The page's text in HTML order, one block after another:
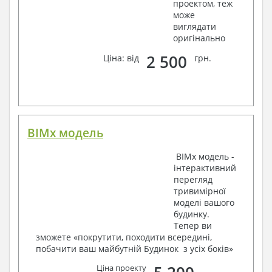
3. Інженерний розділ (купується додатково
Умовні позначення із загальними даними
Система опалення
Умовні позначення та загальні дані
План мереж освітлення, план силових мереж
Схема системи рівняння потенціалів
Схема повторного контуру заземлення
Специфікація матеріалів
Термін виготовлення проекту будинку становить від 7
проектом, теж
може
виглядати
оригінально
Ціна: від
2 500 грн.
BIMx модель
BIMx модель -
інтерактивний
перегляд
тривимірної
моделі вашого
будинку.
Тепер ви
зможете «покрутити, походити всередині,
побачити ваш майбутній Будинок з усіх боків»
Ціна проекту